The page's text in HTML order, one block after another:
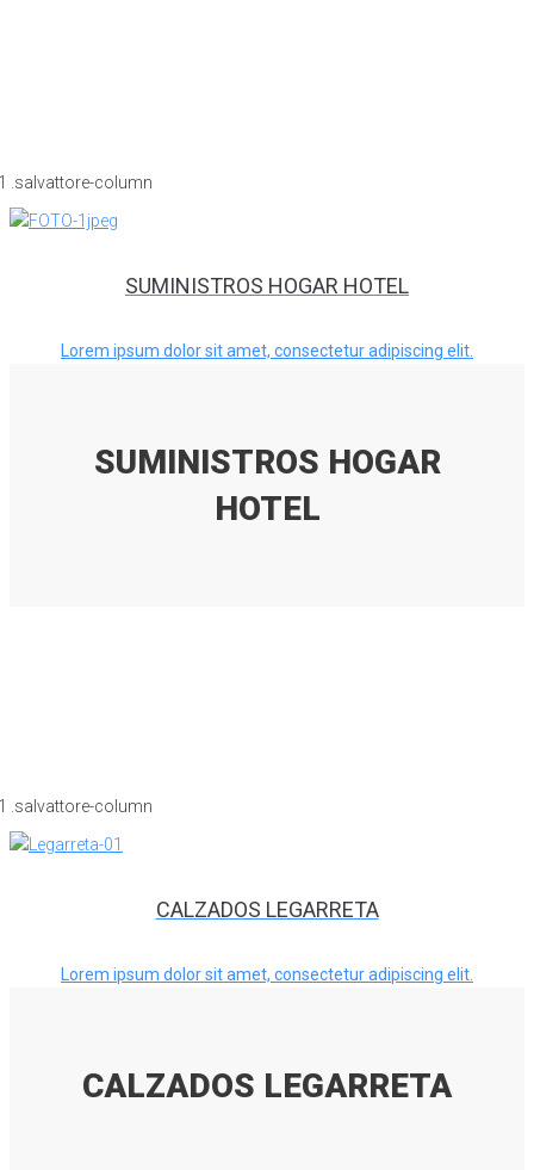
SUMINISTROS HOGAR HOTEL
Lorem ipsum dolor sit amet, consectetur adipiscing elit.
SUMINISTROS HOGAR
HOTEL
CALZADOS LEGARRETA
Lorem ipsum dolor sit amet, consectetur adipiscing elit.
CALZADOS LEGARRETA